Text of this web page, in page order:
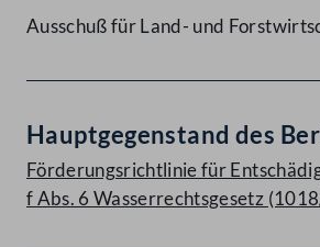
Ausschuß für Land- und
Hauptgegenstand des
Förderungsrichtlinie für
f Abs. 6 Wasserrechtsgesetz